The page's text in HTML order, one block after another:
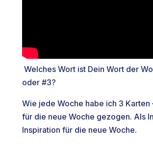
Welches Wort ist Dein Wort der
oder #3?
Wie jede Woche habe ich 3 Karten
für die neue Woche gezogen. Als
Inspiration für die neue Woche.